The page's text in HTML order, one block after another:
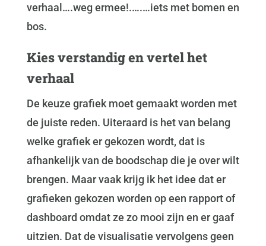
verhaal….weg ermee!.….…iets met bomen en
bos.
Kies verstandig en vertel het
verhaal
De keuze grafiek moet gemaakt worden met
de juiste reden. Uiteraard is het van belang
welke grafiek er gekozen wordt, dat is
afhankelijk van de boodschap die je over wilt
brengen. Maar vaak krijg ik het idee dat er
grafieken gekozen worden op een rapport of
dashboard omdat ze zo mooi zijn en er gaaf
uitzien. Dat de visualisatie vervolgens geen